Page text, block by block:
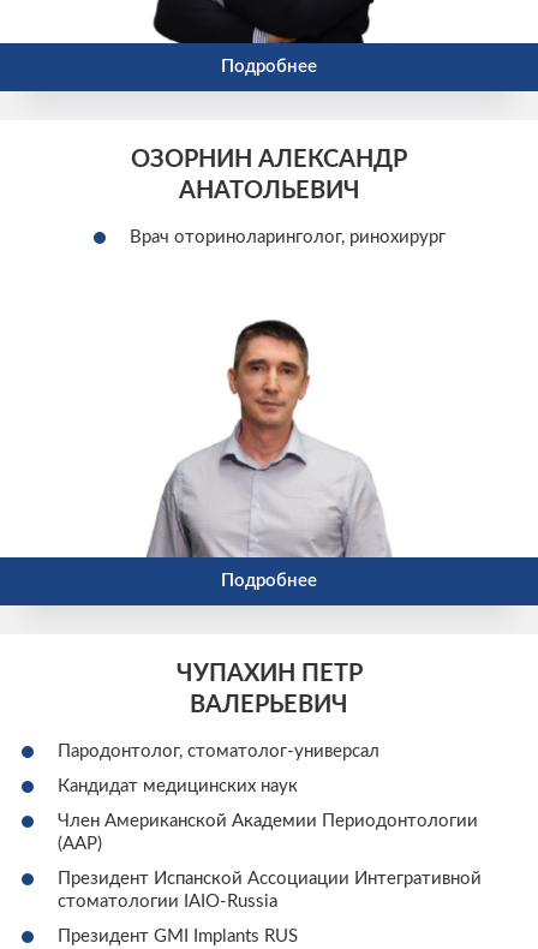
Подробнее
ОЗОРНИН АЛЕКСАНДР
АНАТОЛЬЕВИЧ
Врач оториноларинголог, ринохирург
Подробнее
ЧУПАХИН ПЕТР
ВАЛЕРЬЕВИЧ
Пародонтолог, стоматолог-универсал
Кандидат медицинских наук
Член Американской Академии Периодонтологии
(AAP)
Президент Испанской Ассоциации Интегративной
стоматологии IАIO-Russia
Президент GMI Implants RUS